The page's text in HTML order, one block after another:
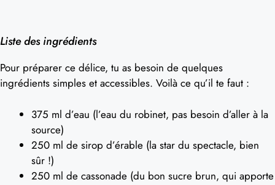
Liste des ingrédients
Pour préparer ce délice, tu as besoin de quelques
ingrédients simples et accessibles. Voilà ce qu’il te faut :
375 ml d’eau (l’eau du robinet, pas besoin d’aller à la
source)
250 ml de sirop d’érable (la star du spectacle, bien
sûr !)
250 ml de cassonade (du bon sucre brun, qui apporte